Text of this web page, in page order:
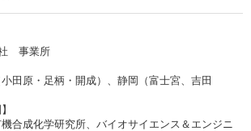
社 事業所
小田原・足柄・開成）、静岡（富士宮、吉田
合成化学研究所、バイオサイエンス＆エンジニ